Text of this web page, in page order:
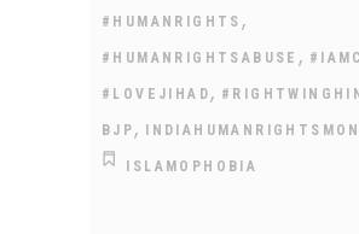
#HUMANRIGHTS ,
#HUMANRIGHTSABUSE ,
#LOVEJIHAD ,
BJP ,
ISLAMOPHOBIA